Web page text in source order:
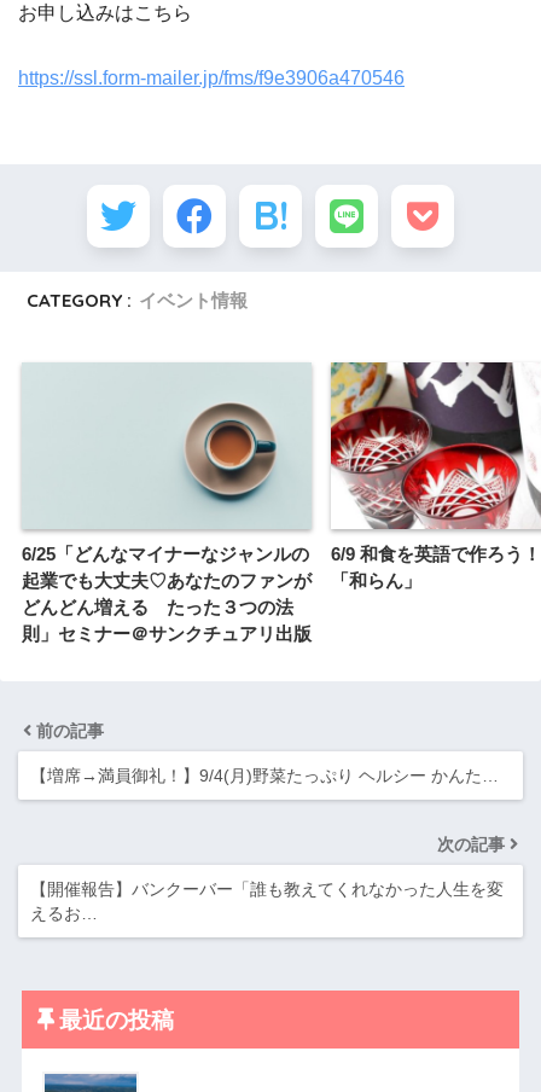
お申し込みはこちら
https://ssl.form-mailer.jp/fms/f9e3906a470546
CATEGORY : イベント情報
6/25「どんなマイナーなジャンルの
起業でも大丈夫♡あなたのファンが
どんどん増える たった３つの法
則」セミナー＠サンクチュアリ出版
6/9 和食を英語で作ろう
「和らん」
前の記事
【増席→満員御礼！】9/4(月)野菜たっぷり ヘルシー かんた…
次の記事
【開催報告】バンクーバー「誰も教えてくれなかった人生を変
えるお…
最近の投稿